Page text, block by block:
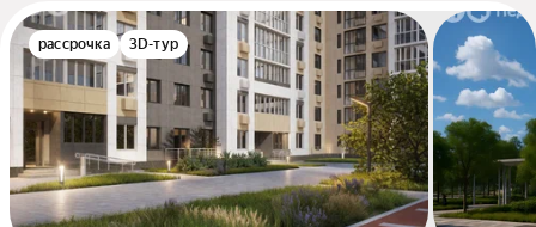
рассрочка 3D-тур